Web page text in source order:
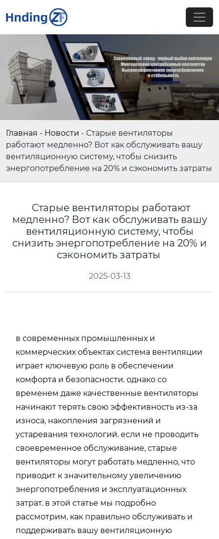
Главная - Новости - Старые вентиляторы
работают медленно? Вот как обслуживать вашу
вентиляционную систему, чтобы снизить
энергопотребление на 20% и сэкономить затраты
Старые вентиляторы работают
медленно? Вот как обслуживать вашу
вентиляционную систему, чтобы
снизить энергопотребление на 20% и
сэкономить затраты
2025-03-13
в современных промышленных и
коммерческих объектах система вентиляции
играет ключевую роль в обеспечении
комфорта и безопасности. однако со
временем даже качественные вентиляторы
начинают терять свою эффективность из-за
износа, накопления загрязнений и
устаревания технологий. если не проводить
своевременное обслуживание, старые
вентиляторы могут работать медленно, что
приводит к значительному увеличению
энергопотребления и эксплуатационных
затрат. в этой статье мы подробно
рассмотрим, как правильно обслуживать и
поддерживать вашу вентиляционную